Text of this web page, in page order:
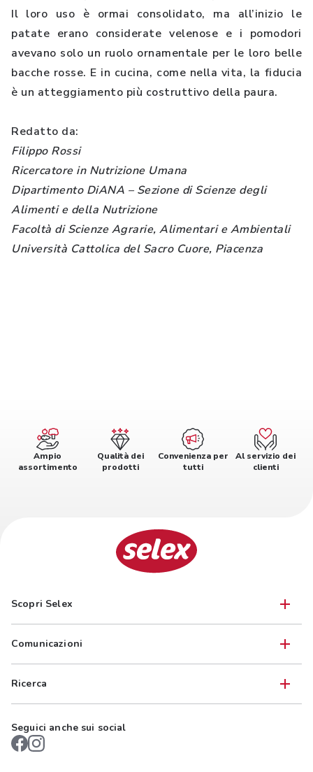
Il loro uso è ormai consolidato, ma all’inizio le
patate erano considerate velenose e i pomodori
avevano solo un ruolo ornamentale per le loro belle
bacche rosse. E in cucina, come nella vita, la fiducia
è un atteggiamento più costruttivo della paura.
Redatto da:
Filippo Rossi
Ricercatore in Nutrizione Umana
Dipartimento DiANA – Sezione di Scienze degli
Alimenti e della Nutrizione
Facoltà di Scienze Agrarie, Alimentari e Ambientali
Università Cattolica del Sacro Cuore, Piacenza
Ampio
assortimento
Qualità dei
prodotti
Convenienza per
tutti
Al servizio dei
clienti
Scopri Selex
Comunicazioni
Ricerca
Seguici anche sui social